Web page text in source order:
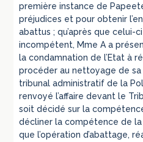
première instance de
préjudices et pour obtenir
abattus ; qu’après que celui-
incompétent, Mme A a
la condamnation de l’Etat à
procéder au nettoyage de
tribunal administratif de la
renvoyé l’affaire devant le
soit décidé sur la
décliner la compétence de
que l’opération d’abattage,